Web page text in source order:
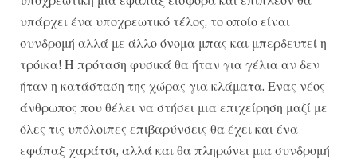
υπάρχει ένα υποχρεωτικό τέλος, το οποίο είναι
συνδρομή αλλά με άλλο όνομα μπας και μπερδευτεί η
τρόικα! Η πρόταση φυσικά θα ήταν για γέλια αν δεν
ήταν η κατάσταση της χώρας για κλάματα. Ενας νέος
άνθρωπος που θέλει να στήσει μια επιχείρηση μαζί με
όλες τις υπόλοιπες επιβαρύνσεις θα έχει και ένα
εφάπαξ χαράτσι, αλλά και θα πληρώνει μια συνδρομή